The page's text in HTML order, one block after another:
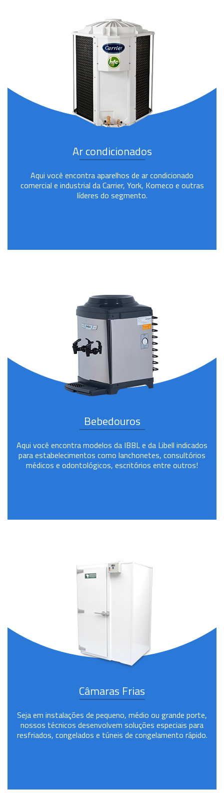
Ar condicionados
Aqui você encontra aparelhos de ar condicionado
comercial e industrial da Carrier, York, Komeco e outras
líderes do segmento.
Bebedouros
Aqui você encontra modelos da IBBL e da Libell indicados
para estabelecimentos como lanchonetes, consultórios
médicos e odontológicos, escritórios entre outros!
Câmaras Frias
Seja em instalações de pequeno, médio ou grande porte,
nossos técnicos desenvolvem soluções especiais para
resfriados, congelados e túneis de congelamento rápido.